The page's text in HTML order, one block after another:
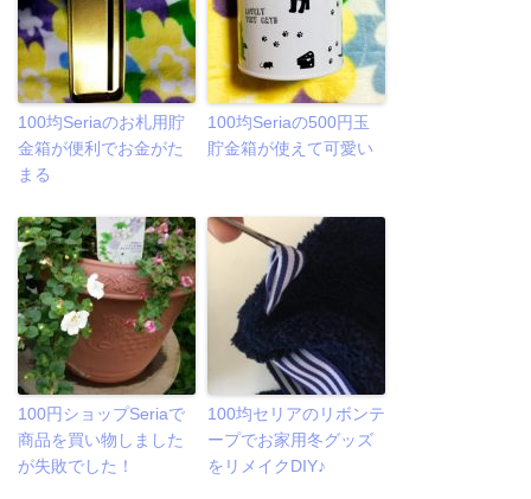
100均Seriaのお札用貯
金箱が便利でお金がた
まる
100均Seriaの500円玉
貯金箱が使えて可愛い
100円ショップSeriaで
商品を買い物しました
が失敗でした！
100均セリアのリボンテ
ープでお家用冬グッズ
をリメイクDIY♪